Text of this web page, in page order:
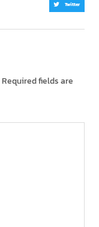
Twitter
Required fields are